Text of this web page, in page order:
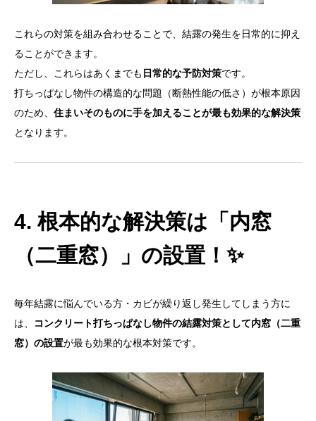
これらの対策を組み合わせることで、結露の発生を日常的に抑え
ることができます。
ただし、これらはあくまでも 日常的な予防対策です。
打ちっぱなし物件の構造的な問題（断熱性能の低さ）が根本原因
のため、 住まいそのものに手を加えることが最も効果的な解決策
となります。
4. 根本的な解決策は「内窓
（二重窓）」の設置！✨
毎年結露に悩んでいる方・カビが繰り返し発生してしまう方に
は、
コンクリート打ちっぱなし物件の結露対策として内窓（二重
窓）の設置が最も効果的な根本対策です。